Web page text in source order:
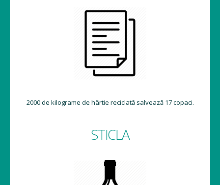
2000 de kilograme de hârtie reciclată salvează 17 copaci.
STICLA